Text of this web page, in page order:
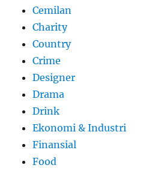
Cemilan
Charity
Country
Crime
Designer
Drama
Drink
Ekonomi & Industri
Finansial
Food